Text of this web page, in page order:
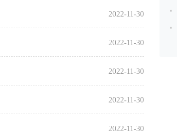
2022-11-30
2022-11-30
2022-11-30
2022-11-30
2022-11-30